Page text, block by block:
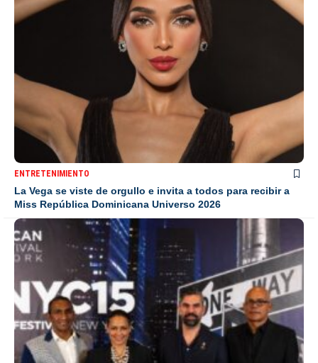
ENTRETENIMIENTO
La Vega se viste de orgullo e invita a todos para recibir a
Miss República Dominicana Universo 2026